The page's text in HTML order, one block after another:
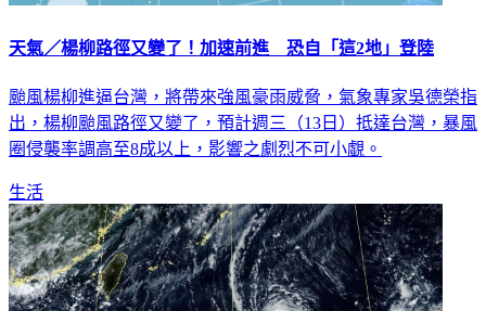
天氣／楊柳路徑又變了！加速前進 恐自「這2地」登陸
颱風楊柳進逼台灣，將帶來強風豪雨威脅，氣象專家吳德榮指
出，楊柳颱風路徑又變了，預計週三（13日）抵達台灣，暴風
圈侵襲率調高至8成以上，影響之劇烈不可小覷。
生活